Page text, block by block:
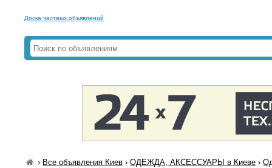
Доска частных объявлений
› Все объявления Киев ›ОДЕЖДА, АКСЕССУАРЫ в Киеве ›